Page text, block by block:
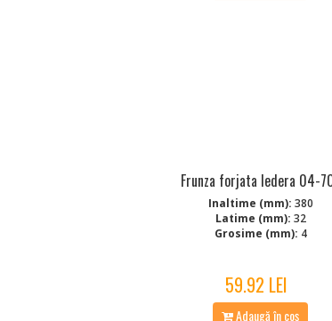
Frunza forjata Iedera 04-
Inaltime (mm): 380
Latime (mm): 32
Grosime (mm): 4
59.92 LEI
Adaugă în coș